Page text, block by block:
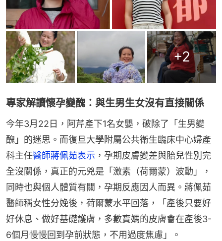
+2
專家解讀懷孕變醜：與生男生女沒有直接關係
今年3月22日，阿芹產下1名女嬰，破除了「生男變
醜」的迷思。而復旦大學附屬公共衛生臨床中心婦產
科主任醫師蔣佩茹表示 ，孕期皮膚變差與胎兒性別完
全沒關係，真正的元兇是「激素（荷爾蒙）波動」，
同時也與個人體質有關，孕期反應因人而異。蔣佩茹
醫師稱女性分娩後，荷爾蒙水平回落，「產後只要好
好休息、做好基礎護膚，多數寶媽的皮膚會在產後3-
6個月慢慢回到孕前狀態，不用過度焦慮」。